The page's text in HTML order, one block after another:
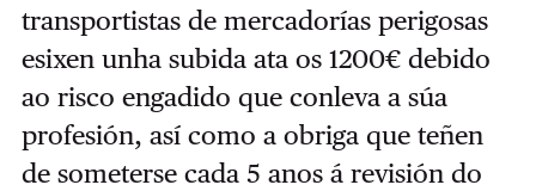
transportistas de mercadorías perigosas
esixen unha subida ata os 1200€ debido
ao risco engadido que conleva a súa
profesión, así como a obriga que teñen
de someterse cada 5 anos á revisión do